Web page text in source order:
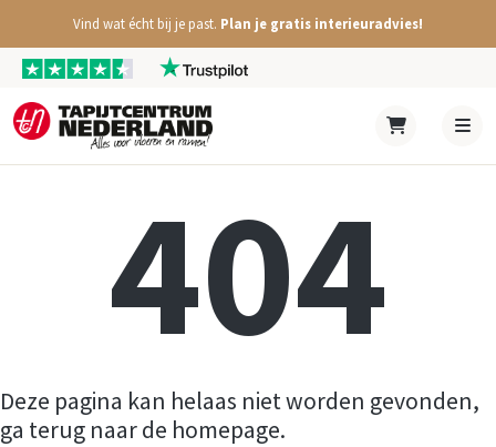
Vind wat écht bij je past. Plan je gratis interieuradvies!
404
Deze pagina kan helaas niet worden gevonden,
ga terug naar de homepage.